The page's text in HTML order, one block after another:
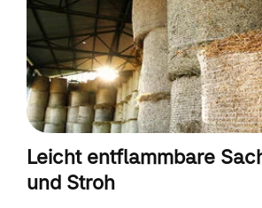
Leicht entflammbare
und Stroh